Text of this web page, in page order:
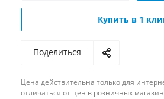
Купить в 1
Поделиться
Цена действительна только для
отличаться от цен в розничных